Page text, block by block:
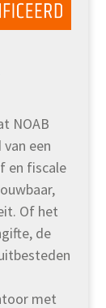
NOAB
een
en fiscale
Of het
de
met